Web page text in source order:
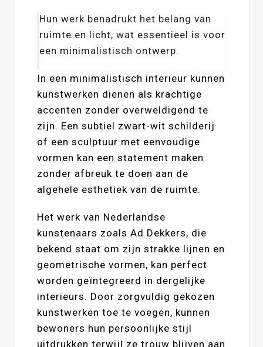
Hun werk benadrukt het belang van
ruimte en licht, wat essentieel is voor
een minimalistisch ontwerp.
In een minimalistisch interieur kunnen
kunstwerken dienen als krachtige
accenten zonder overweldigend te
zijn. Een subtiel zwart-wit schilderij
of een sculptuur met eenvoudige
vormen kan een statement maken
zonder afbreuk te doen aan de
algehele esthetiek van de ruimte.
Het werk van Nederlandse
kunstenaars zoals Ad Dekkers, die
bekend staat om zijn strakke lijnen en
geometrische vormen, kan perfect
worden geïntegreerd in dergelijke
interieurs. Door zorgvuldig gekozen
kunstwerken toe te voegen, kunnen
bewoners hun persoonlijke stijl
uitdrukken terwijl ze trouw blijven aan